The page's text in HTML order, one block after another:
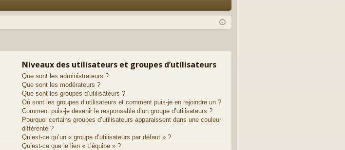
Q ne cri
Niveaux des utilisateurs et groupes d’utilisateurs
Que sont les administrateurs ?
Que sont les modérateurs ?
Que sont les groupes d’utilisateurs ?
Où sont les groupes d’utilisateurs et comment puis-je en rejoindre un ?
Comment puis-je devenir le responsable d’un groupe d’utilisateurs ?
Pourquoi certains groupes d’utilisateurs apparaissent dans une couleur
différente ?
Qu’est-ce qu’un « groupe d’utilisateurs par défaut » ?
Qu’est-ce que le lien « L’équipe » ?